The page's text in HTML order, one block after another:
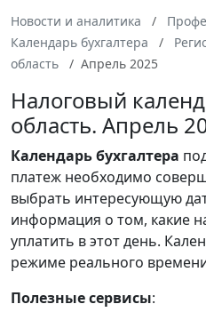
Новости и аналитика
Календарь бухгалтера
область
Апрель 2025
Налоговый
область. Апрель
Календарьбухгалтера
платеж необходимо
выбрать интересующую
информация о том, какие
уплатить в этот день.
режиме реального
Полезные сервисы: